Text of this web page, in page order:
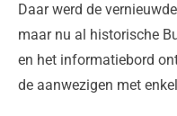
Daar werd de
maar nu al historische
en het informatiebord
de aanwezigen met